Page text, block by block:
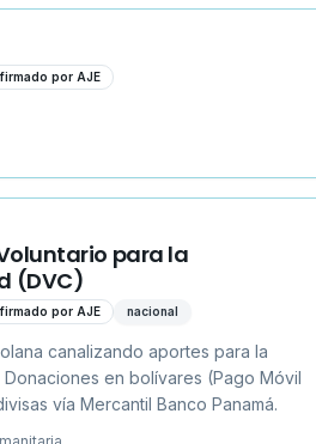
por AJE
para la
(DVC)
por AJE nacional
canalizando aportes para la
Donaciones en bolívares (Pago Móvil
vía Mercantil Banco Panamá.